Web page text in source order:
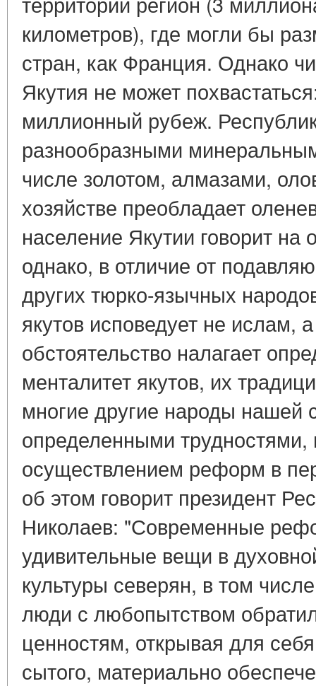
километров), где могли бы
стран, как Франция. Однако
Якутия не может
миллионный рубеж.
разнообразными
числе золотом, алмазами,
хозяйстве преобладает
население Якутии говорит на
однако, в отличие от
других тюрко-язычных
якутов исповедует не ислам,
обстоятельство налагает
менталитет якутов, их
многие другие народы нашей
определенными
осуществлением реформ в
об этом говорит президент
Николаев: "Современные
удивительные вещи в
культуры северян, в том
люди с любопытством
ценностям, открывая для
сытого, материально